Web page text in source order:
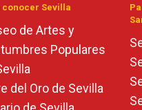
conocer Sevilla
de Artes y
Populares
del Oro de Sevilla